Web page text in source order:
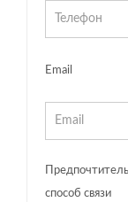
Email
способ связи